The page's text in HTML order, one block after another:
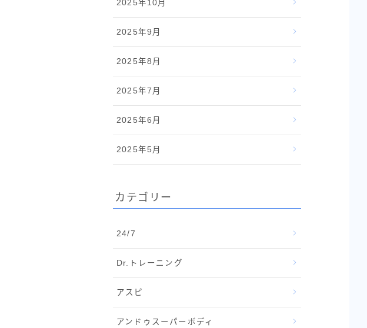
2025年10月
2025年9月
2025年8月
2025年7月
2025年6月
2025年5月
カテゴリー
24/7
Dr.トレーニング
アスピ
アンドゥスーパーボディ